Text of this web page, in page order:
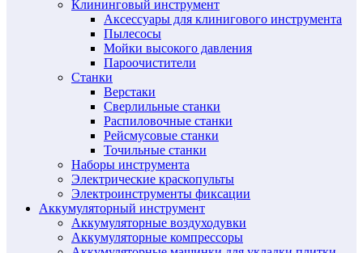
Клининговый инструмент
Аксессуары для клинигового инструмента
Пылесосы
Мойки высокого давления
Пароочистители
Станки
Верстаки
Сверлильные станки
Распиловочные станки
Рейсмусовые станки
Точильные станки
Наборы инструмента
Электрические краскопульты
Электроинструменты фиксации
Аккумуляторный инструмент
Аккумуляторные воздуходувки
Аккумуляторные компрессоры